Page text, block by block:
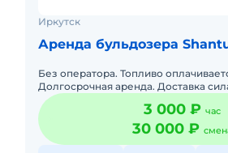
Иркутск
Аренда бульдозера
Без оператора. Топливо
Долгосрочная аренда. Доставка
Сейчас свободна.
3 000 ₽ час
30 000 ₽